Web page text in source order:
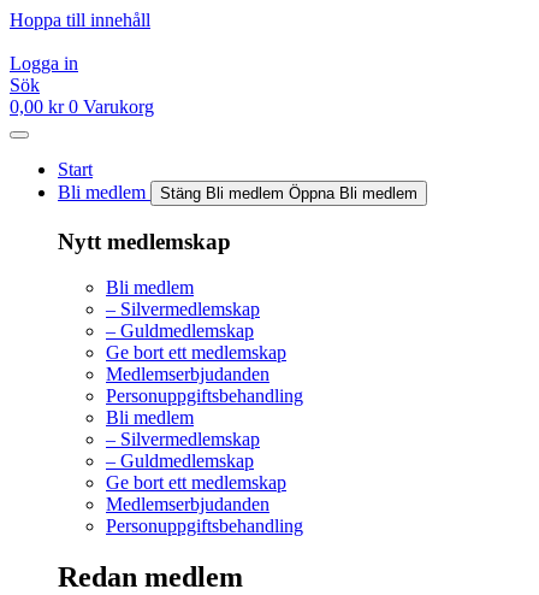
Hoppa till innehåll
Logga in
Sök
0,00 kr 0 Varukorg
Start
Bli medlem
Stäng Bli medlem Öppna Bli medlem
Nytt medlemskap
Bli medlem
– Silvermedlemskap
– Guldmedlemskap
Ge bort ett medlemskap
Medlemserbjudanden
Personuppgiftsbehandling
Bli medlem
– Silvermedlemskap
– Guldmedlemskap
Ge bort ett medlemskap
Medlemserbjudanden
Personuppgiftsbehandling
Redan medlem